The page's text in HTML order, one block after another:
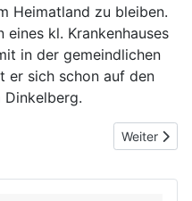
Heimatland zu bleiben.
kl. Krankenhauses
in der gemeindlichen
er sich schon auf den
zur Sonne in Gersbach: Wie
Nächster
Weiter